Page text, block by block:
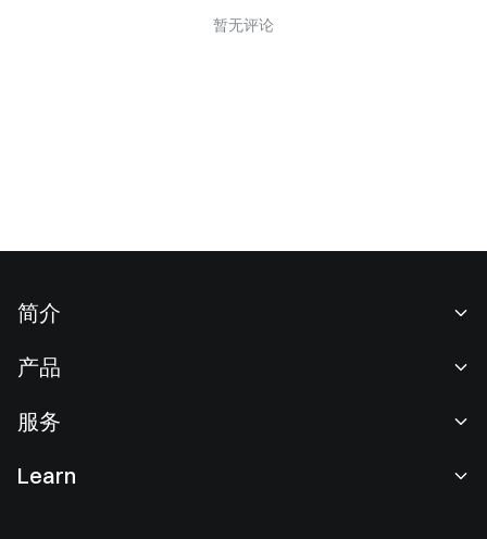
暂无评论
简介
新闻中心
产品
现货交易
服务
Learn